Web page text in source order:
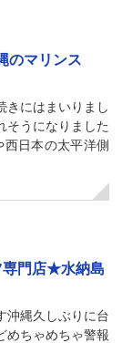
のマリンス
きにはまいりまし
そうになりました
西日本の太平洋側
門店★水納島
沖縄久しぶりに台
めちゃめちゃ警報